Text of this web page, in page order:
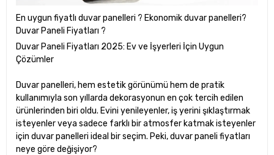
En uygun fiyatlı duvar panelleri ? Ekonomik duvar panelleri?
Duvar Paneli Fiyatları ?
Duvar Paneli Fiyatları 2025: Ev ve İşyerleri İçin Uygun
Çözümler
Duvar panelleri, hem estetik görünümü hem de pratik
kullanımıyla son yıllarda dekorasyonun en çok tercih edilen
ürünlerinden biri oldu. Evini yenileyenler, iş yerini şıklaştırmak
isteyenler veya sadece farklı bir atmosfer katmak isteyenler
için duvar panelleri ideal bir seçim. Peki, duvar paneli fiyatları
neye göre değişiyor?